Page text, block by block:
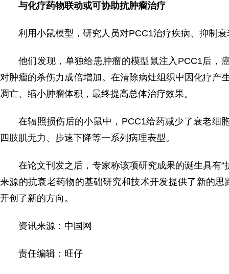
与化疗药物联动或可协助抗肿瘤治疗
利用小鼠模型，研究人员对PCC1治疗疾病、抑制
他们发现，单独给患肿瘤的模型鼠注入PCC1后，
对肿瘤的杀伤力成倍增加。在清除病灶组织中因化疗产
凋亡、缩小肿瘤体积，最终提高总体治疗效果。
在辐照损伤后的小鼠中，PCC1给药减少了衰老细
四肢肌无力、步速下降等一系列病理表型。
在论文刊发之后，专家称该项研究成果的诞生具有
来源的抗衰老药物的基础研究和技术开发提供了新的
开创了新的方向。
资讯来源：中国网
责任编辑：旺仔